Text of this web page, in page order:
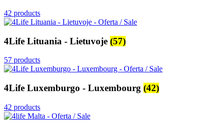
42 products
4Life Lituania - Lietuvoje (57)
57 products
4Life Luxemburgo - Luxembourg (42)
42 products